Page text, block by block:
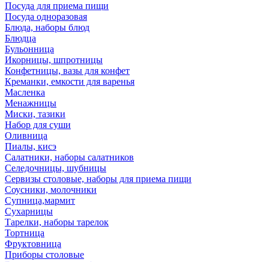
Посуда для приема пищи
Посуда одноразовая
Блюда, наборы блюд
Блюдца
Бульонница
Икорницы, шпротницы
Конфетницы, вазы для конфет
Креманки, емкости для варенья
Масленка
Менажницы
Миски, тазики
Набор для суши
Оливница
Пиалы, кисэ
Салатники, наборы салатников
Селедочницы, шубницы
Сервизы столовые, наборы для приема пищи
Соусники, молочники
Супница,мармит
Сухарницы
Тарелки, наборы тарелок
Тортница
Фруктовница
Приборы столовые